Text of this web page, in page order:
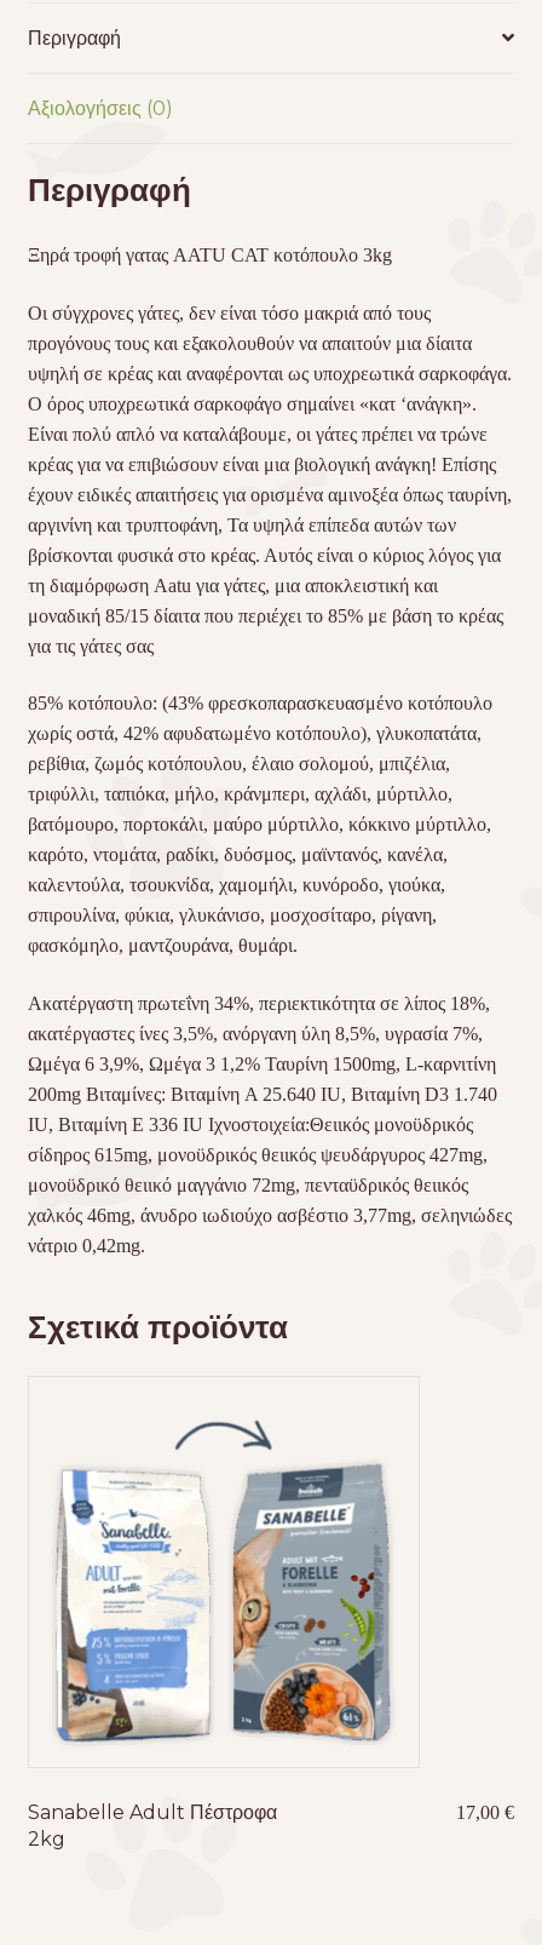
Περιγραφή
Αξιολογήσεις (0)
Περιγραφή
Ξηρά τροφή γατας AATU CAT κοτόπουλο 3kg
Οι σύγχρονες γάτες, δεν είναι τόσο μακριά από τους
προγόνους τους και εξακολουθούν να απαιτούν μια δίαιτα
υψηλή σε κρέας και αναφέρονται ως υποχρεωτικά σαρκοφάγα.
Ο όρος υποχρεωτικά σαρκοφάγο σημαίνει «κατ ‘ανάγκη».
Είναι πολύ απλό να καταλάβουμε, οι γάτες πρέπει να τρώνε
κρέας για να επιβιώσουν είναι μια βιολογική ανάγκη! Επίσης
έχουν ειδικές απαιτήσεις για ορισμένα αμινοξέα όπως ταυρίνη,
αργινίνη και τρυπτοφάνη, Τα υψηλά επίπεδα αυτών των
βρίσκονται φυσικά στο κρέας. Αυτός είναι ο κύριος λόγος για
τη διαμόρφωση Aatu για γάτες, μια αποκλειστική και
μοναδική 85/15 δίαιτα που περιέχει το 85% με βάση το κρέας
για τις γάτες σας
85% κοτόπουλο: (43% φρεσκοπαρασκευασμένο κοτόπουλο
χωρίς οστά, 42% αφυδατωμένο κοτόπουλο), γλυκοπατάτα,
ρεβίθια, ζωμός κοτόπουλου, έλαιο σολομού, μπιζέλια,
τριφύλλι, ταπιόκα, μήλο, κράνμπερι, αχλάδι, μύρτιλλο,
βατόμουρο, πορτοκάλι, μαύρο μύρτιλλο, κόκκινο μύρτιλλο,
καρότο, ντομάτα, ραδίκι, δυόσμος, μαϊντανός, κανέλα,
καλεντούλα, τσουκνίδα, χαμομήλι, κυνόροδο, γιούκα,
σπιρουλίνα, φύκια, γλυκάνισο, μοσχοσίταρο, ρίγανη,
φασκόμηλο, μαντζουράνα, θυμάρι.
Ακατέργαστη πρωτεΐνη 34%, περιεκτικότητα σε λίπος 18%,
ακατέργαστες ίνες 3,5%, ανόργανη ύλη 8,5%, υγρασία 7%,
Ωμέγα 6 3,9%, Ωμέγα 3 1,2% Ταυρίνη 1500mg, L-καρνιτίνη
200mg Βιταμίνες: Βιταμίνη A 25.640 IU, Βιταμίνη D3 1.740
IU, Βιταμίνη E 336 IU Ιχνοστοιχεία:Θειικός μονοϋδρικός
σίδηρος 615mg, μονοϋδρικός θειικός ψευδάργυρος 427mg,
μονοϋδρικό θειικό μαγγάνιο 72mg, πενταϋδρικός θειικός
χαλκός 46mg, άνυδρο ιωδιούχο ασβέστιο 3,77mg, σεληνιώδες
νάτριο 0,42mg.
Σχετικά προϊόντα
Sanabelle Adult Πέστροφα
2kg
17,00€